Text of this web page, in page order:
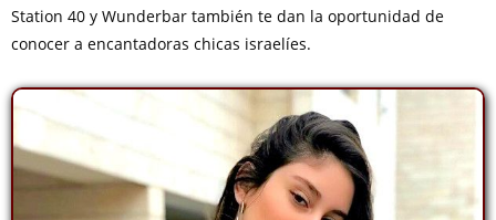
Station 40 y Wunderbar también te dan la oportunidad de
conocer a encantadoras chicas israelíes.